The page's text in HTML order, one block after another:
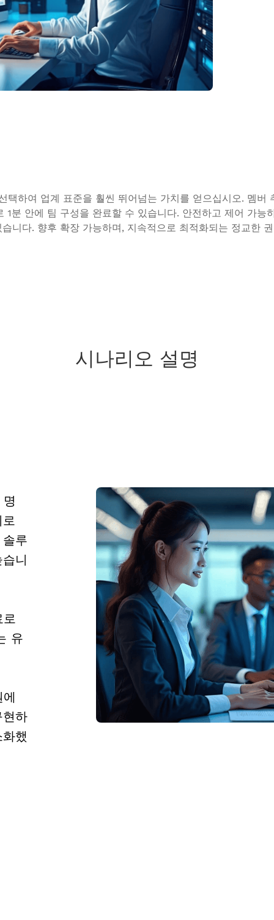
택하여 업계 표준을 훨씬 뛰어넘는 가치를 얻으십시오. 멤버
1분 안에 팀 구성을 완료할 수 있습니다. 안전하고 제어 가능
니다. 향후 확장 가능하며, 지속적으로 최적화되는 정교한
시나리오 설명
루
니
유
하
했